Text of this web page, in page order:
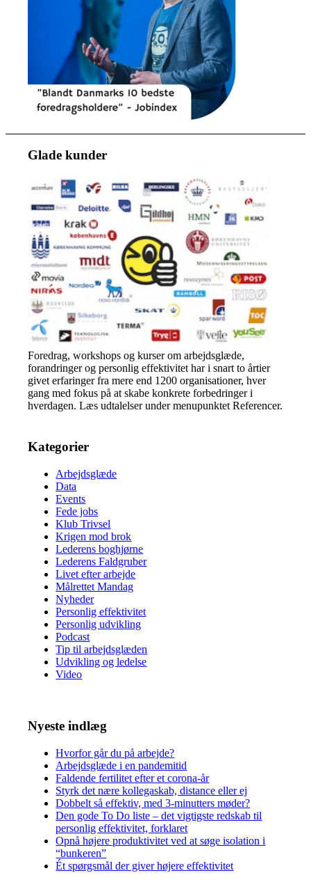
Glade kunder
Foredrag, workshops og kurser om arbejdsglæde,
forandringer og personlig effektivitet har i snart to årtier
givet erfaringer fra mere end 1200 organisationer, hver
gang med fokus på at skabe konkrete forbedringer i
hverdagen. Læs udtalelser under menupunktet Referencer.
Kategorier
Arbejdsglæde
Data
Events
Fede jobs
Klub Trivsel
Krigen mod brok
Lederens boghjørne
Lederens Faldgruber
Livet efter arbejde
Målrettet Mandag
Nyheder
Personlig effektivitet
Personlig udvikling
Podcast
Tip til arbejdsglæden
Udvikling og ledelse
Video
Nyeste indlæg
Hvorfor går du på arbejde?
Arbejdsglæde i en pandemitid
Faldende fertilitet efter et corona-år
Styrk det nære kollegaskab, distance eller ej
Dobbelt så effektiv, med 3-minutters møder?
Den gode To Do liste – det vigtigste redskab til
personlig effektivitet, forklaret
Opnå højere produktivitet ved at søge isolation i
“bunkeren”
Ét spørgsmål der giver højere effektivitet